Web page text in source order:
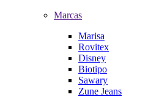
Marcas
Marisa
Rovitex
Disney
Biotipo
Sawary
Zune Jeans